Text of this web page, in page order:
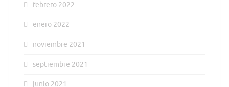
febrero 2022
enero 2022
noviembre 2021
septiembre 2021
junio 2021